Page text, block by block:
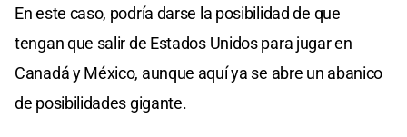
En este caso, podría darse la posibilidad de que
tengan que salir de Estados Unidos para jugar en
Canadá y México, aunque aquí ya se abre un abanico
de posibilidades gigante.